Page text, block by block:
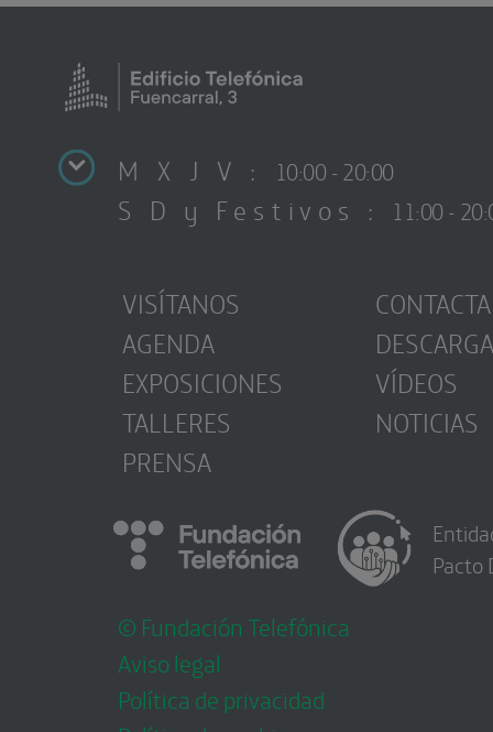
M X J V : 10:00 - 20:00
S D y Festivos : 11:00 -
VISÍTANOS
AGENDA
EXPOSICIONES
TALLERES
PRENSA
CONTACTA
VÍDEOS
NOTICIAS
© Fundación Telefónica
Aviso legal
Política de privacidad
Pacto